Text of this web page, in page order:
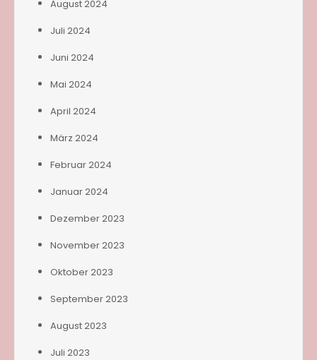
August 2024
Juli 2024
Juni 2024
Mai 2024
April 2024
März 2024
Februar 2024
Januar 2024
Dezember 2023
November 2023
Oktober 2023
September 2023
August 2023
Juli 2023